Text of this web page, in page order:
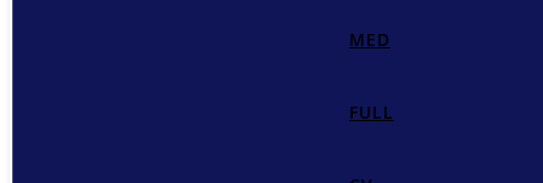
MED
FULL